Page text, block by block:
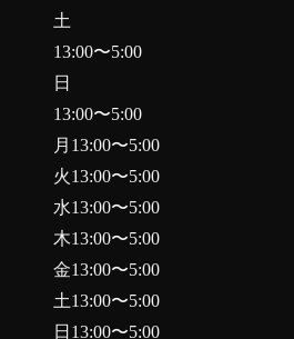
土
13:00〜5:00
日
13:00〜5:00
月 13:00〜5:00
火13:00〜5:00
水13:00〜5:00
木13:00〜5:00
金13:00〜5:00
土13:00〜5:00
日 13:00〜5:00